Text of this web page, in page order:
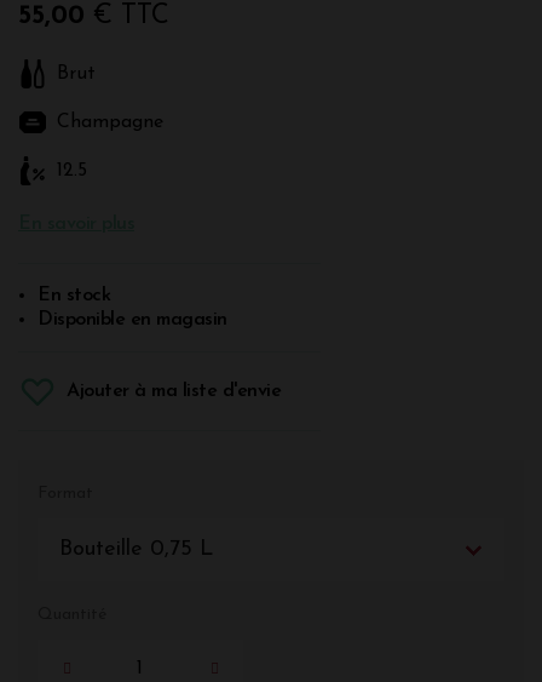
55,00 € TTC
Brut
Champagne
12.5
En stock
Disponible en magasin
Ajouter à ma liste d'envie
Bouteille 0,75 L